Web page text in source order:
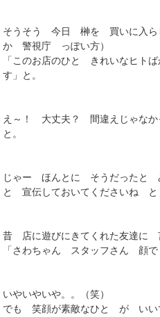
そうそう 今日 榊を 買いに入ら
か 警視庁 っぽい方）
「このお店のひと きれいなヒト
す」と。
え～！ 大丈夫？ 間違えじゃなか
と。
じゃー ほんとに そうだったと
と 宣伝しておいてくださいね と
昔 店に遊びにきてくれた友達に
「さわちゃん スタッフさん 顔で
いやいやいや。。（笑）
でも 笑顔が素敵なひと が いい